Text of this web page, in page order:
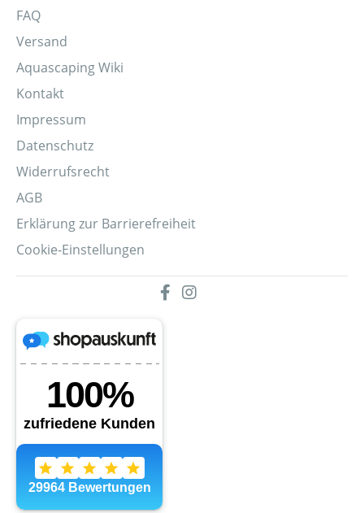
FAQ
Versand
Aquascaping Wiki
Kontakt
Impressum
Datenschutz
Widerrufsrecht
AGB
Erklärung zur Barrierefreiheit
Cookie-Einstellungen